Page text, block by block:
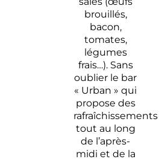
brouillés,
bacon,
tomates,
légumes
frais…). Sans
oublier le bar
« Urban » qui
propose des
rafraîchissements
tout au long
de l’après-
midi et de la